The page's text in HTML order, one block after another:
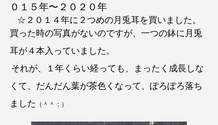
０１５年〜２０２０年
☆２０１４年に２つめの 月兎耳を買いました。
買った時の写真がないのですが、一つの鉢に月兎
耳が４本入っていました。
それが、１年くらい経っても、まったく成長しな
くて、だんだん葉が茶色くなって、ぽろぽろ落ち
ました
（＾＾：）